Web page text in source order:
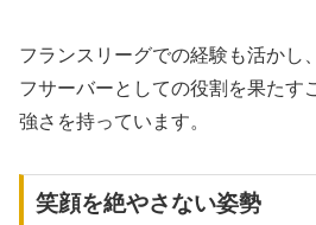
フランスリーグでの経験も活かし
フサーバーとしての役割を果たす
強さを持っています。
笑顔を絶やさない姿勢